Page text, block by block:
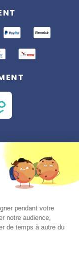
matière de données
de rectification et
des données vous
de confidentialité
pendant votre
notre audience,
de temps à autre du